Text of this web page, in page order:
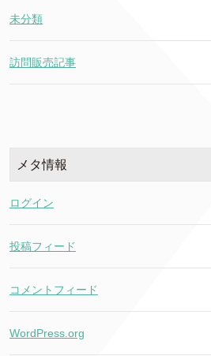
未分類
訪問販売記事
メタ情報
ログイン
投稿フィード
コメントフィード
WordPress.org